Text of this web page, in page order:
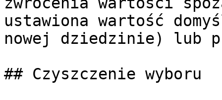
ustawiona wartość
nowej dziedzinie) lub
## Czyszczenie wyboru